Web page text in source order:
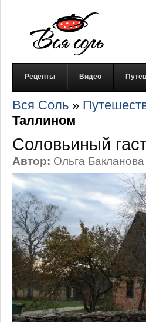
Рецепты Видео
Вся Соль »
Таллином
Соловьиный
Автор: Ольга Бакланова